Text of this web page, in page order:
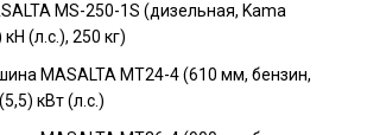
MS-250-1S (дизельная, Kama
кН (л.с.), 250 кг)
MASALTA MT24-4 (610 мм, бензин,
кВт (л.с.)